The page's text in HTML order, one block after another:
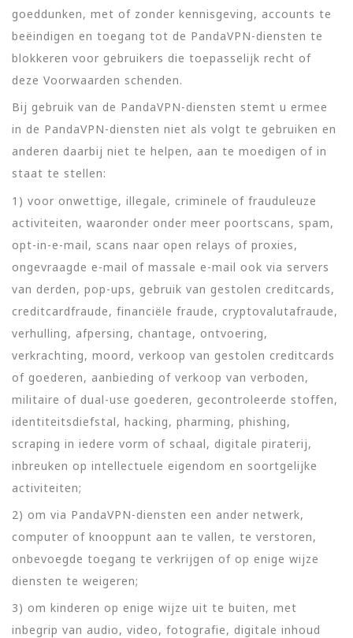
goeddunken, met of zonder kennisgeving, accounts te
beëindigen en toegang tot de PandaVPN-diensten te
blokkeren voor gebruikers die toepasselijk recht of
deze Voorwaarden schenden.
Bij gebruik van de PandaVPN-diensten stemt u ermee
in de PandaVPN-diensten niet als volgt te gebruiken en
anderen daarbij niet te helpen, aan te moedigen of in
staat te stellen:
1) voor onwettige, illegale, criminele of frauduleuze
activiteiten, waaronder onder meer poortscans, spam,
opt-in-e-mail, scans naar open relays of proxies,
ongevraagde e-mail of massale e-mail ook via servers
van derden, pop-ups, gebruik van gestolen creditcards,
creditcardfraude, financiële fraude, cryptovalutafraude,
verhulling, afpersing, chantage, ontvoering,
verkrachting, moord, verkoop van gestolen creditcards
of goederen, aanbieding of verkoop van verboden,
militaire of dual-use goederen, gecontroleerde stoffen,
identiteitsdiefstal, hacking, pharming, phishing,
scraping in iedere vorm of schaal, digitale piraterij,
inbreuken op intellectuele eigendom en soortgelijke
activiteiten;
2) om via PandaVPN-diensten een ander netwerk,
computer of knooppunt aan te vallen, te verstoren,
onbevoegde toegang te verkrijgen of op enige wijze
diensten te weigeren;
3) om kinderen op enige wijze uit te buiten, met
inbegrip van audio, video, fotografie, digitale inhoud